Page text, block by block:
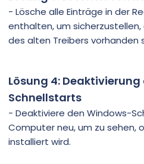
- Lösche alle Einträge in der
enthalten, um
des alten Treibers vorhanden
Lösung 4:
Schnellstarts
- Deaktiviere den Windows-
Computer neu, um zu sehen,
installiert wird.